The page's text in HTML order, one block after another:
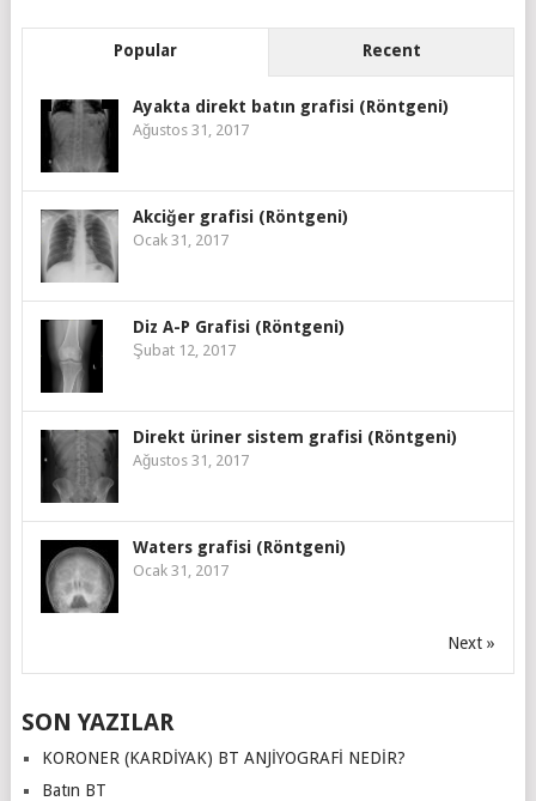
Popular Recent
Ayakta direkt batın grafisi (Röntgeni)
Ağustos 31, 2017
Akciğer grafisi (Röntgeni)
Ocak 31, 2017
Diz A-P Grafisi (Röntgeni)
Şubat 12, 2017
Direkt üriner sistem grafisi (Röntgeni)
Ağustos 31, 2017
Waters grafisi (Röntgeni)
Ocak 31, 2017
Next »
SON YAZILAR
KORONER (KARDİYAK) BT ANJİYOGRAFİ NEDİR?
Batın BT